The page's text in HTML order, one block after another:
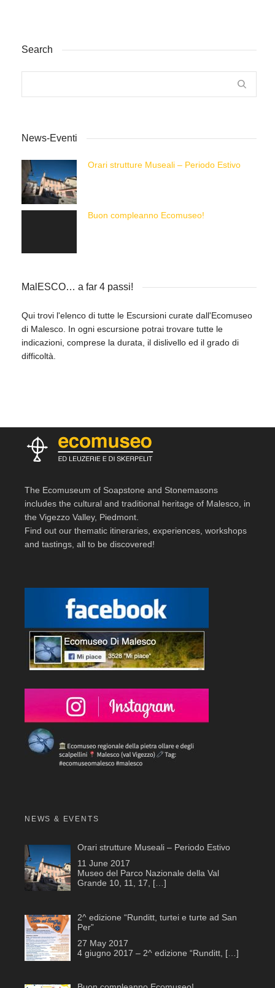
Search
News-Eventi
Orari strutture Museali – Periodo Estivo
Buon compleanno Ecomuseo!
MalESCO… a far 4 passi!
Qui trovi l'elenco di tutte le Escursioni curate dall'Ecomuseo
di Malesco. In ogni escursione potrai trovare tutte le
indicazioni, comprese la durata, il dislivello ed il grado di
difficoltà.
The Ecomuseum of Soapstone and Stonemasons
includes the cultural and traditional heritage of Malesco, in
the Vigezzo Valley, Piedmont.
Find out our thematic itineraries, experiences, workshops
and tastings, all to be discovered!
NEWS & EVENTS
Orari strutture Museali – Periodo Estivo
11 June 2017
Museo del Parco Nazionale della Val
Grande 10, 11, 17, […]
2^ edizione “Runditt, turtei e turte ad San
Per”
27 May 2017
4 giugno 2017 – 2^ edizione “Runditt, […]